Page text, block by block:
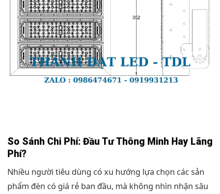
So Sánh Chi Phí: Đầu Tư Thông Minh Hay Lãng
Phí?
Nhiều người tiêu dùng có xu hướng lựa chọn các sản
phẩm đèn có giá rẻ ban đầu, mà không nhìn nhận sâu